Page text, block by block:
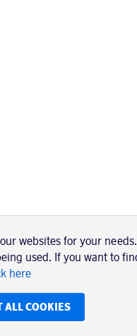
websites for your
used. If you want to
here
ALL COOKIES